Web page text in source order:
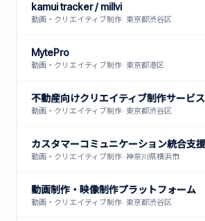
kamui tracker / millvi
動画・クリエイティブ制作· 東京都渋谷区
MytePro
動画・クリエイティブ制作· 東京都港区
不動産向けクリエイティブ制作サービス
動画・クリエイティブ制作· 東京都渋谷区
動画・クリエイティブ制作· 神奈川県横浜市
動画制作・映像制作プラットフォーム
動画・クリエイティブ制作· 東京都渋谷区